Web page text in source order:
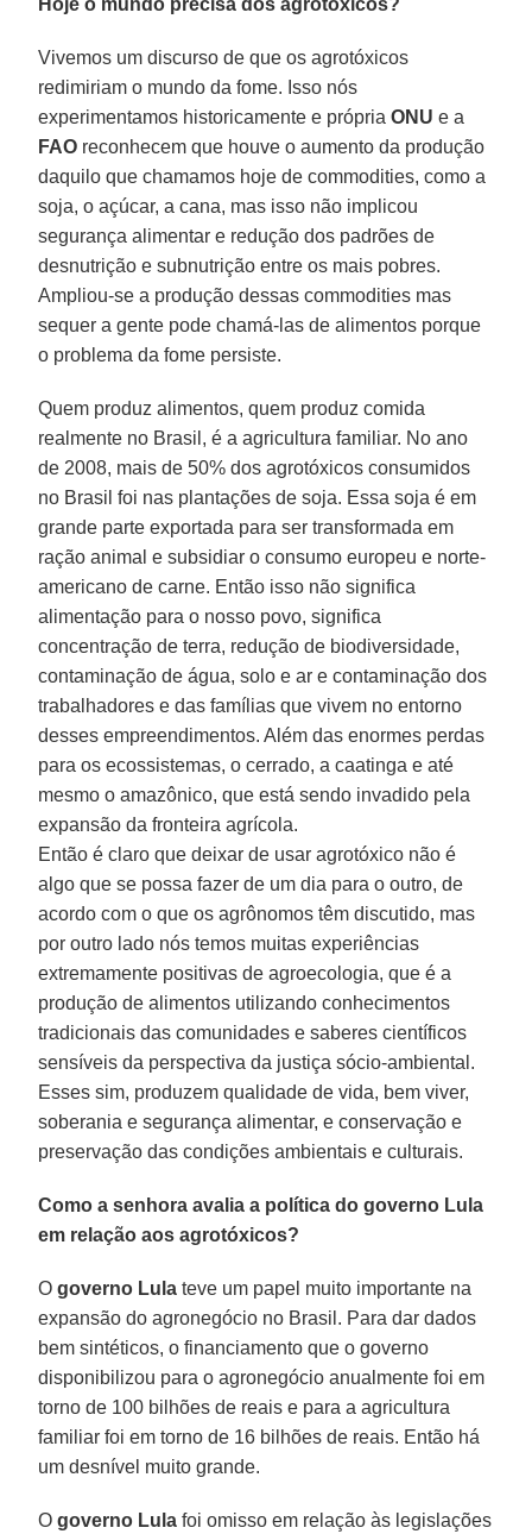
Vivemos um discurso de que os agrotóxicos
redimiriam o mundo da fome. Isso nós
experimentamos historicamente e própriaONU e a
FAO reconhecem que houve o aumento da produção
daquilo que chamamos hoje de commodities, como a
soja, o açúcar, a cana, mas isso não implicou
segurança alimentar e redução dos padrões de
desnutrição e subnutrição entre os mais pobres.
Ampliou-se a produção dessas commodities mas
sequer a gente pode chamá-las de alimentos porque
o problema da fome persiste.
Quem produz alimentos, quem produz comida
realmente no Brasil, é a agricultura familiar. No ano
de 2008, mais de 50% dos agrotóxicos consumidos
no Brasil foi nas plantações de soja. Essa soja é em
grande parte exportada para ser transformada em
ração animal e subsidiar o consumo europeu e norte-
americano de carne. Então isso não significa
alimentação para o nosso povo, significa
concentração de terra, redução de biodiversidade,
contaminação de água, solo e ar e contaminação dos
trabalhadores e das famílias que vivem no entorno
desses empreendimentos. Além das enormes perdas
para os ecossistemas, o cerrado, a caatinga e até
mesmo o amazônico, que está sendo invadido pela
expansão da fronteira agrícola.
Então é claro que deixar de usar agrotóxico não é
algo que se possa fazer de um dia para o outro, de
acordo com o que os agrônomos têm discutido, mas
por outro lado nós temos muitas experiências
extremamente positivas de agroecologia, que é a
produção de alimentos utilizando conhecimentos
tradicionais das comunidades e saberes científicos
sensíveis da perspectiva da justiça sócio-ambiental.
Esses sim, produzem qualidade de vida, bem viver,
soberania e segurança alimentar, e conservação e
preservação das condições ambientais e culturais.
Como a senhora avalia a política do governo Lula
em relação aos agrotóxicos?
Ogoverno Lula teve um papel muito importante na
expansão do agronegócio no Brasil. Para dar dados
bem sintéticos, o financiamento que o governo
disponibilizou para o agronegócio anualmente foi em
torno de 100 bilhões de reais e para a agricultura
familiar foi em torno de 16 bilhões de reais. Então há
um desnível muito grande.
Ogoverno Lula foi omisso em relação às legislações